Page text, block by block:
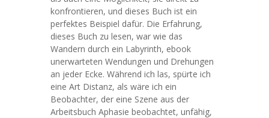
konfrontieren, und dieses Buch ist ein
perfektes Beispiel dafür. Die Erfahrung,
dieses Buch zu lesen, war wie das
Wandern durch ein Labyrinth, ebook
unerwarteten Wendungen und Drehungen
an jeder Ecke. Während ich las, spürte ich
eine Art Distanz, als wäre ich ein
Beobachter, der eine Szene aus der
Arbeitsbuch Aphasie beobachtet, unfähig,